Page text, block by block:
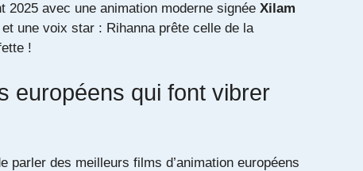
2025 avec une animation moderne signée Xilam
et une voix star : Rihanna prête celle de la
!
européens qui font vibrer
parler des meilleurs films d’animation européens